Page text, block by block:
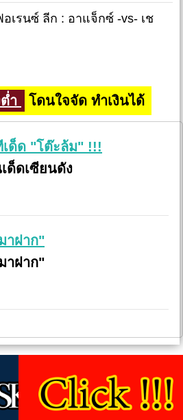
เรนซ์ ลีก : อาแจ็กซ์ -vs- เช
ำ โดนใจจัด ทำเงินได้
เด็ด "โต๊ะล้ม" !!!
ด็ดเซียนดัง
าฝาก"
าฝาก"